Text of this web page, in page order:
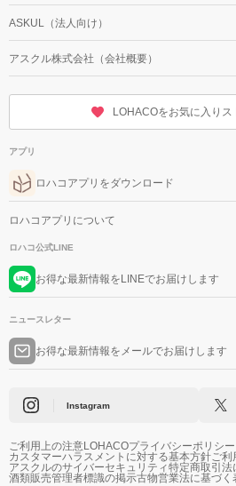
ASKUL（法人向け）
アスクル株式会社（会社概要）
LOHACOをお気に入りス
アプリ
ロハコアプリをダウンロード
ロハコアプリについて
ロハコ公式LINE
お得な最新情報をLINEでお届けします
ニュースレター
お得な最新情報をメールでお届けします
Instagram
ご利用上の注意LOHACOプライバシーポリシー
カスタマーハラスメントに対する基本方針ご利
アスクルのサイバーセキュリティ特定商取引法
酒類販売管理者標識の掲示古物営業法に基づく